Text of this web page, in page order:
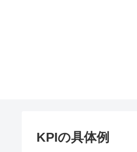
KPIの具体例